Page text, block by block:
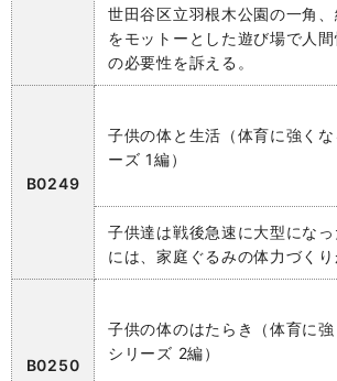
世田谷区立羽根木公園の一角
をモットーとした遊び場で人
の必要性を訴える。
B0249
子供の体と生活（体育に強くな
ーズ 1編）
子供達は戦後急速に大型にな
には、家庭ぐるみの体力づくり
B0250
子供の体のはたらき（体育に強
シリーズ 2編）